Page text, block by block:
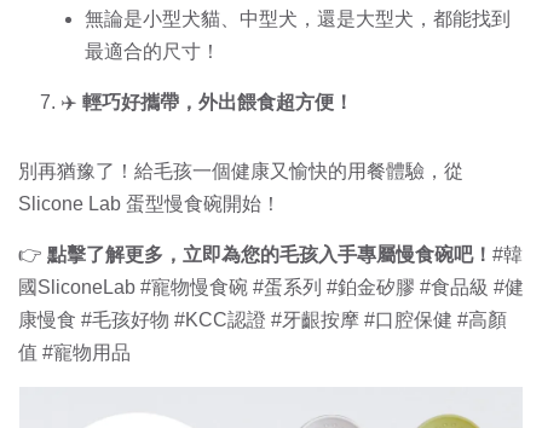
無論是小型犬貓、中型犬，還是大型犬，都能找到
最適合的尺寸！
✈️ 輕巧好攜帶，外出餵食超方便！
別再猶豫了！給毛孩一個健康又愉快的用餐體驗，從
Slicone Lab 蛋型慢食碗開始！
👉 點擊了解更多，立即為您的毛孩入手專屬慢食碗吧！ #韓
國SliconeLab #寵物慢食碗 #蛋系列 #鉑金矽膠 #食品級 #健
康慢食 #毛孩好物 #KCC認證 #牙齦按摩 #口腔保健 #高顏
值 #寵物用品